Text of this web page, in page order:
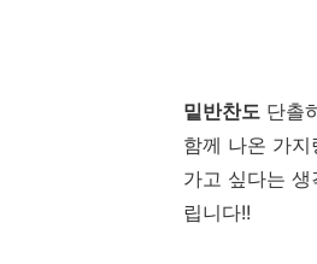
밑반찬도 단촐
함께 나온 가
가고 싶다는
립니다!!